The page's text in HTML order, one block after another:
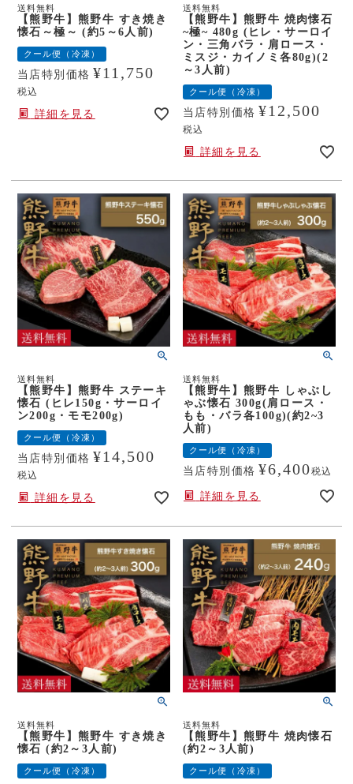
送料無料
【熊野牛】熊野牛 すき焼き
懐石～極～ (約5～6人前)
クール便（冷凍）
当店特別価格 ¥11,750
税込
詳細を見る
送料無料
【熊野牛】熊野牛 焼肉懐石
~極~ 480g (ヒレ・サーロイ
ン・三角バラ・肩ロース・
ミスジ・カイノミ各80g)(2
～3人前)
クール便（冷凍）
当店特別価格 ¥12,500
税込
詳細を見る
送料無料
【熊野牛】熊野牛 ステーキ
懐石 (ヒレ150g・サーロイ
ン200g・モモ200g)
クール便（冷凍）
当店特別価格 ¥14,500
税込
詳細を見る
送料無料
【熊野牛】熊野牛 しゃぶし
ゃぶ懐石 300g(肩ロース・
もも・バラ各100g)(約2~3
人前)
クール便（冷凍）
当店特別価格 ¥6,400税込
詳細を見る
送料無料
【熊野牛】熊野牛 すき焼き
懐石 (約2～3人前)
クール便（冷凍）
送料無料
【熊野牛】熊野牛 焼肉懐石
(約2～3人前)
クール便（冷凍）